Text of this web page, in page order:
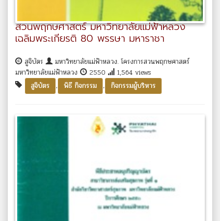
สวนพฤกษศาสตร์ มหาวิทยาลัยแม่ฟ้าหลวง
เฉลิมพระเกียรติ 80 พรรษา มหาราชา
สูจิบัตร
มหาวิทยาลัยแม่ฟ้าหลวง. โครงการสวนพฤกษศาสตร์
มหาวิทยาลัยแม่ฟ้าหลวง
2550
1,564 views
สูจิบัตร
, พิธี กิจกรรม , กิจกรรมผู้บริหาร